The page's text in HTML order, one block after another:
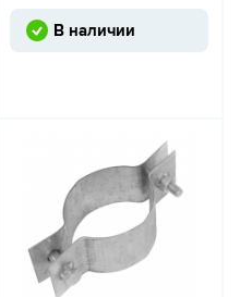
В наличии